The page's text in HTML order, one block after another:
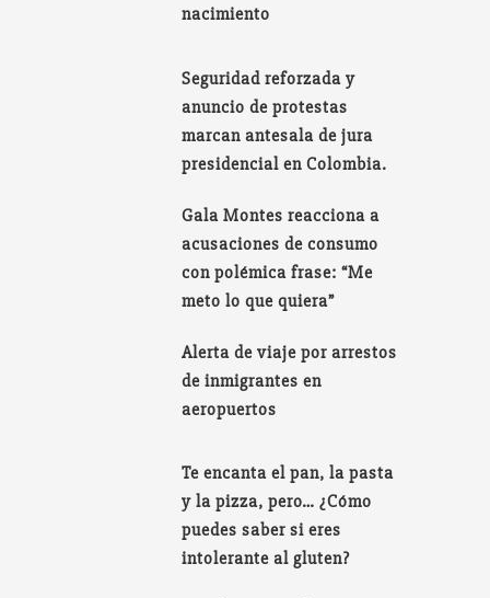
nacimiento
Seguridad reforzada y
anuncio de protestas
marcan antesala de jura
presidencial en Colombia.
Gala Montes reacciona a
acusaciones de consumo
con polémica frase: “Me
meto lo que quiera”
Alerta de viaje por arrestos
de inmigrantes en
aeropuertos
Te encanta el pan, la pasta
y la pizza, pero… ¿Cómo
puedes saber si eres
intolerante al gluten?